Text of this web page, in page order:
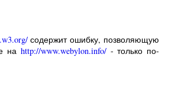
содержит ошибку, позволяющую
на http://www.webylon.info/- только по-